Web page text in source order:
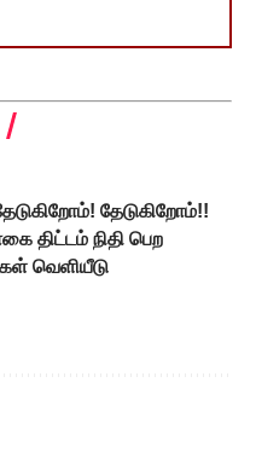
தேடுகிறோம்!!
திட்டம் நிதி பெற
வெளியீடு